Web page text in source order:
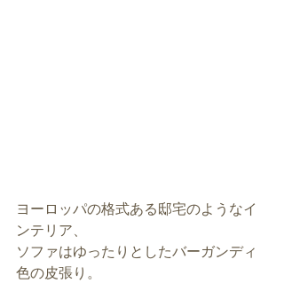
ヨーロッパの格式ある邸宅のようなイ
ンテリア、
ソファはゆったりとしたバーガンディ
色の皮張り。